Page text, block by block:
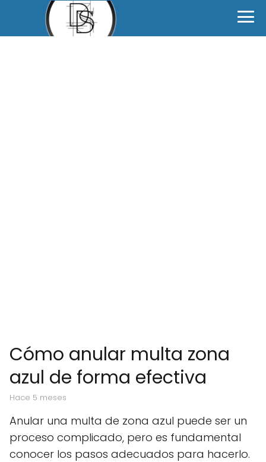
Cómo anular multa zona
azul de forma efectiva
hace 5 meses
Anular una multa de zona azul puede ser un
proceso complicado, pero es fundamental
conocer los pasos adecuados para hacerlo.